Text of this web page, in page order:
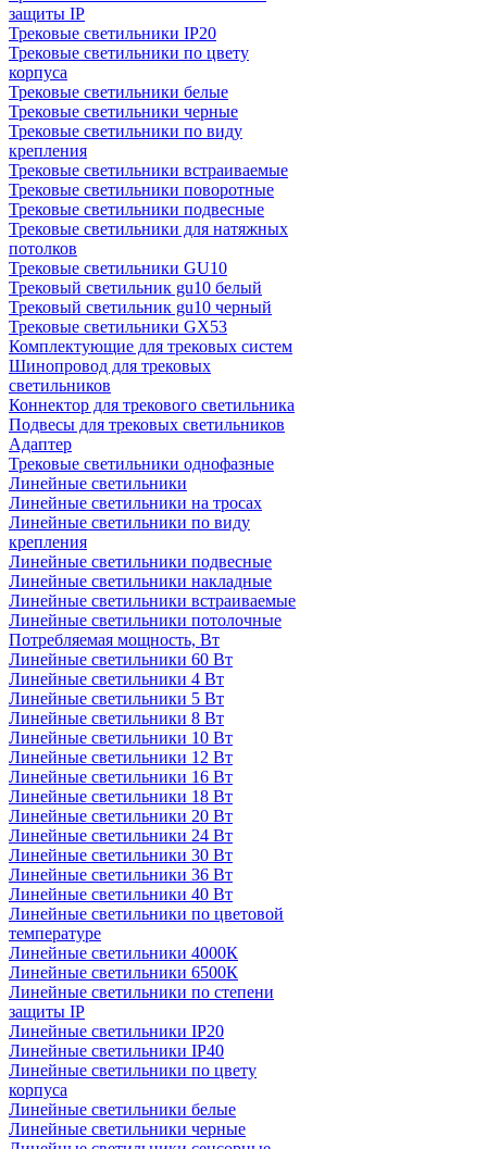
защиты IP
Трековые светильники IP20
Трековые светильники по цвету
корпуса
Трековые светильники белые
Трековые светильники черные
Трековые светильники по виду
крепления
Трековые светильники встраиваемые
Трековые светильники поворотные
Трековые светильники подвесные
Трековые светильники для натяжных
потолков
Трековые светильники GU10
Трековый светильник gu10 белый
Трековый светильник gu10 черный
Трековые светильники GX53
Комплектующие для трековых систем
Шинопровод для трековых
светильников
Коннектор для трекового светильника
Подвесы для трековых светильников
Адаптер
Трековые светильники однофазные
Линейные светильники
Линейные светильники на тросах
Линейные светильники по виду
крепления
Линейные светильники подвесные
Линейные светильники накладные
Линейные светильники встраиваемые
Линейные светильники потолочные
Потребляемая мощность, Вт
Линейные светильники 60 Вт
Линейные светильники 4 Вт
Линейные светильники 5 Вт
Линейные светильники 8 Вт
Линейные светильники 10 Вт
Линейные светильники 12 Вт
Линейные светильники 16 Вт
Линейные светильники 18 Вт
Линейные светильники 20 Вт
Линейные светильники 24 Вт
Линейные светильники 30 Вт
Линейные светильники 36 Вт
Линейные светильники 40 Вт
Линейные светильники по цветовой
температуре
Линейные светильники 4000К
Линейные светильники 6500К
Линейные светильники по степени
защиты IP
Линейные светильники IP20
Линейные светильники IP40
Линейные светильники по цвету
корпуса
Линейные светильники белые
Линейные светильники черные